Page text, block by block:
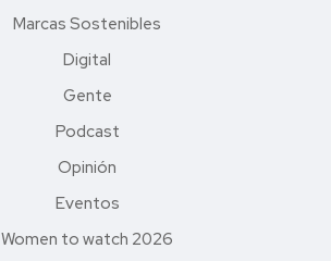
Marcas Sostenibles
Digital
Gente
Podcast
Opinión
Eventos
Women to watch 2026